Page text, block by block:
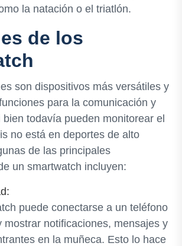
la natación o el triatlón.
de los
son dispositivos más versátiles y
para la comunicación y
todavía pueden monitorear el
no está en deportes de alto
de las principales
un smartwatch incluyen:
puede conectarse a un teléfono
mostrar notificaciones, mensajes y
en la muñeca. Esto lo hace